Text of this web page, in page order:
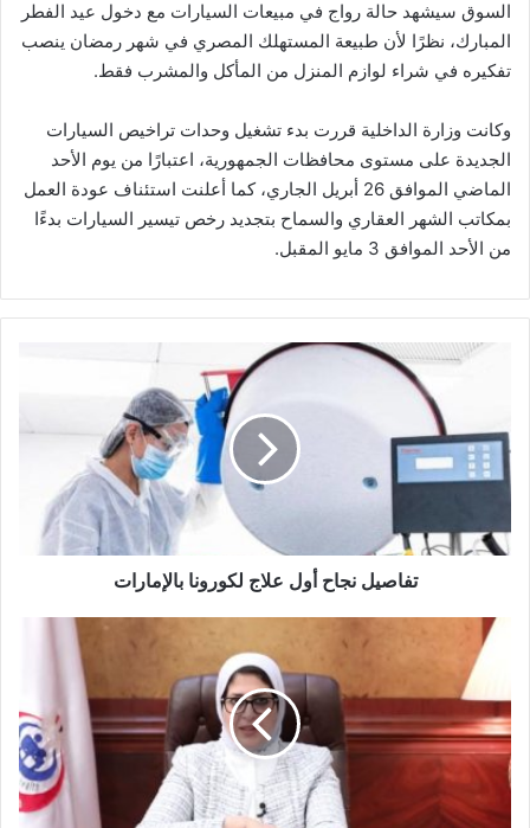
السوق سيشهد حالة رواج في مبيعات السيارات مع دخول عيد الفطر
المبارك، نظرًا لأن طبيعة المستهلك المصري في شهر رمضان ينصب
تفكيره في شراء لوازم المنزل من المأكل والمشرب فقط.
وكانت وزارة الداخلية قررت بدء تشغيل وحدات تراخيص السيارات
الجديدة على مستوى محافظات الجمهورية، اعتبارًا من يوم الأحد
الماضي الموافق 26 أبريل الجاري، كما أعلنت استئناف عودة العمل
بمكاتب الشهر العقاري والسماح بتجديد رخص تيسير السيارات بدءًا
من الأحد الموافق 3 مايو المقبل.
تفاصيل
علاج
لكورونا
بالإمارات
تفاصيل نجاح أول علاج لكورونا بالإمارات
وزيرة
الصحة:
تعاقدنا
مع
"جلياد"
للحصول
على